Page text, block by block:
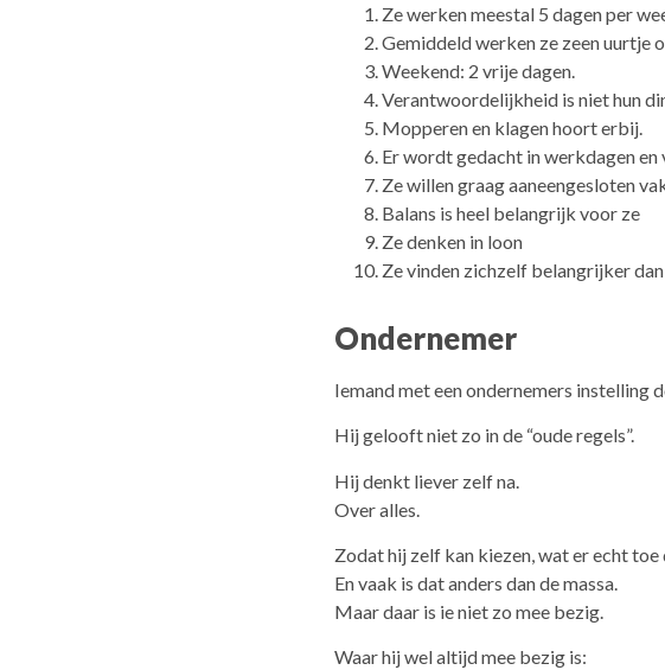
Ze werken meestal 5 dagen per
Gemiddeld werken ze zeen uurtje
Weekend: 2 vrije dagen.
Verantwoordelijkheid is niet hun
Mopperen en klagen hoort erbij.
Er wordt gedacht in werkdagen en
Ze willen graag aaneengesloten
Balans is heel belangrijk voor ze
Ze denken in loon
Ze vinden zichzelf belangrijker
Ondernemer
Iemand met een ondernemers instelling
Hij gelooft niet zo in de “oude regels”.
Hij denkt liever zelf na.
Over alles.
Zodat hij zelf kan kiezen, wat er echt toe
En vaak is dat anders dan de massa.
Maar daar is ie niet zo mee bezig.
Waar hij wel altijd mee bezig is: